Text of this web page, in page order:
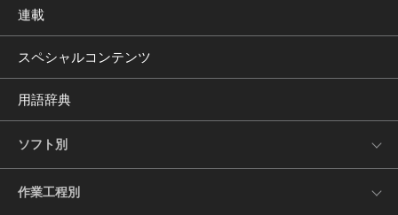
連載
スペシャルコンテンツ
用語辞典
ソフト別
作業工程別